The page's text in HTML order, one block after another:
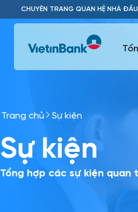
Skip to Main Content
CHUYÊN TRANG QUAN HỆ NHÀ
Trang chủ Sự kiện
Sự kiện
Tổng hợp các sự kiện